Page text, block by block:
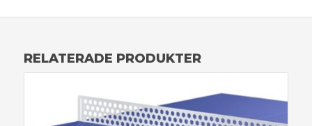
RELATERADE PRODUKTER